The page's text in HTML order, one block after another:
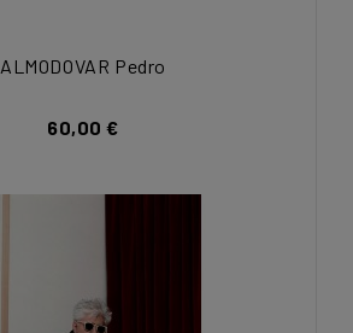
ALMODOVAR Pedro
60,00 €